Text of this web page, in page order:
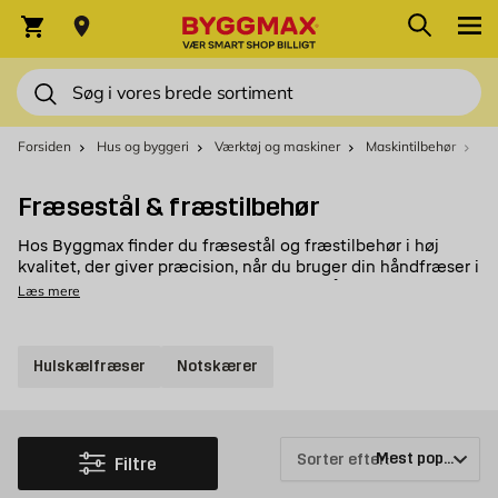
Søg
Indkøbskurv Søg
Forsiden Hus og byggeri Værktøj og maskiner Maskintilbehør
Fræsestål & fræstilbehør
Hos Byggmax finder du fræsestål og fræstilbehør i høj
kvalitet, der giver præcision, når du bruger din håndfræser i
byggeprojekter. Vores sortiment byder på et bredt udvalg
Køb fræsestål og fræstilbehør hos Byggmax
nærmeste Byggmax-butik, eller se her online, hvilke
fræstilbehør vi kan tilbyde.
Læs mere
Hulskælfræser Notskærer
Filtre Sorter efter: